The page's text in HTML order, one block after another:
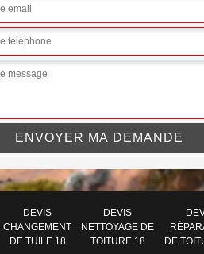
DEVIS
CHANGEMENT
DE TUILE 18
DEVIS
NETTOYAGE DE
TOITURE 18
DE